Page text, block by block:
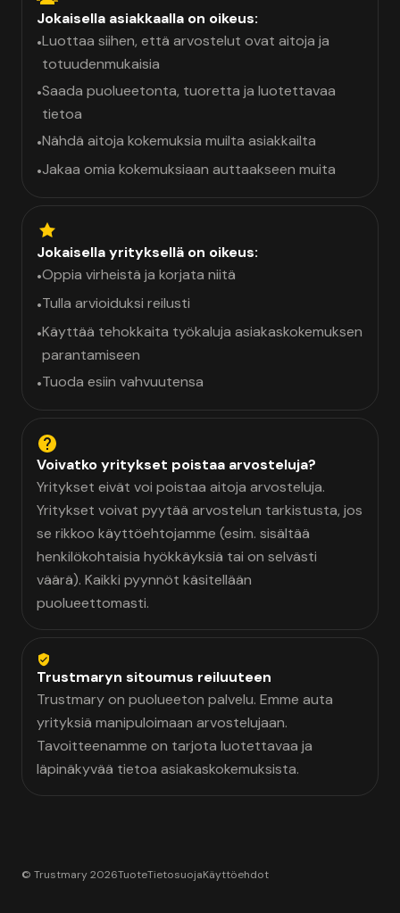
Jokaisella asiakkaalla on oikeus:
•Luottaa siihen, että arvostelut ovat aitoja ja
totuudenmukaisia
•Saada puolueetonta, tuoretta ja luotettavaa
tietoa
•Nähdä aitoja kokemuksia muilta asiakkailta
•Jakaa omia kokemuksiaan auttaakseen muita
Jokaisella yrityksellä on oikeus:
•Oppia virheistä ja korjata niitä
•Tulla arvioiduksi reilusti
•Käyttää tehokkaita työkaluja asiakaskokemuksen
parantamiseen
•Tuoda esiin vahvuutensa
Voivatko yritykset poistaa arvosteluja?
Yritykset eivät voi poistaa aitoja arvosteluja.
Yritykset voivat pyytää arvostelun tarkistusta, jos
se rikkoo käyttöehtojamme (esim. sisältää
henkilökohtaisia hyökkäyksiä tai on selvästi
väärä). Kaikki pyynnöt käsitellään
puolueettomasti.
Trustmaryn sitoumus reiluuteen
Trustmary on puolueeton palvelu. Emme auta
yrityksiä manipuloimaan arvostelujaan.
Tavoitteenamme on tarjota luotettavaa ja
läpinäkyvää tietoa asiakaskokemuksista.
© Trustmary 2026TuoteTietosuojaKäyttöehdot